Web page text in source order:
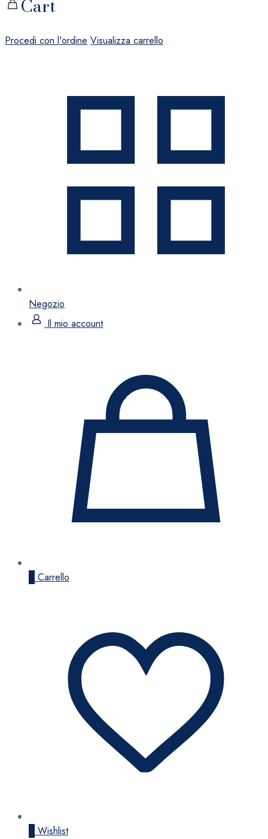
Cart
Procedi con l'ordine Visualizza carrello
Negozio
Il mio account
Carrello
Wishlist